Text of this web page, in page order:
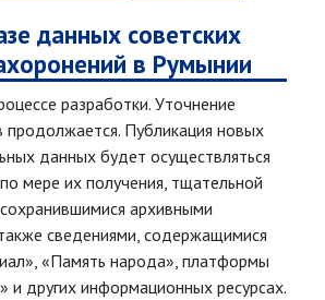
данных советских
в Румынии
разработки. Уточнение
продолжается. Публикация новых
данных будет осуществляться
мере их получения, тщательной
архивными
сведениями, содержащимися
«Память народа», платформы
других информационных ресурсах.